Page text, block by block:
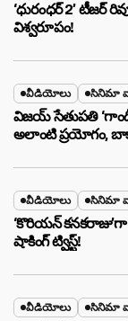
‘ధురంధర్ 2’ టీజర్
విశ్వరూపం!
వీడియోలు సినిమా
విజయ్ సేతుపతి
అలాంటి ప్రయోగం,
వీడియోలు సినిమా
‘కొరియన్
షాకింగ్ ట్విస్ట్!
వీడియోలు సినిమా